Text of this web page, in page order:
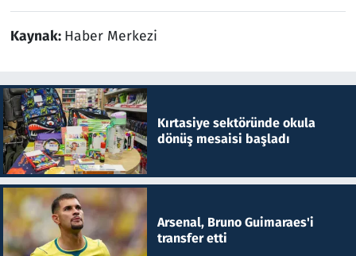
Kaynak: Haber Merkezi
Kırtasiye sektöründe okula
dönüş mesaisi başladı
Arsenal, Bruno Guimaraes'i
transfer etti